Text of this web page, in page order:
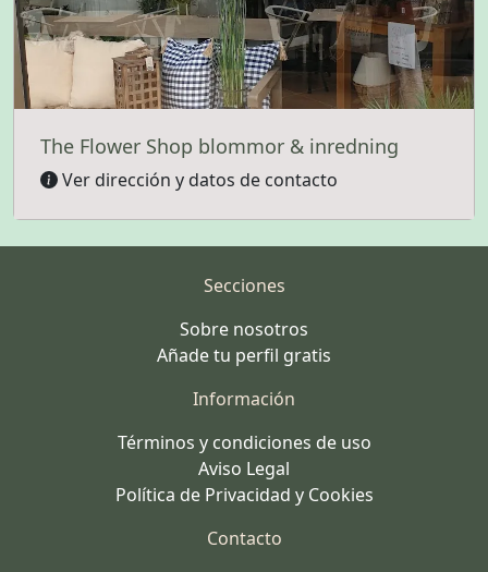
The Flower Shop blommor & inredning
Ver dirección y datos de contacto
Secciones
Sobre nosotros
Añade tu perfil gratis
Información
Términos y condiciones de uso
Aviso Legal
Política de Privacidad y Cookies
Contacto